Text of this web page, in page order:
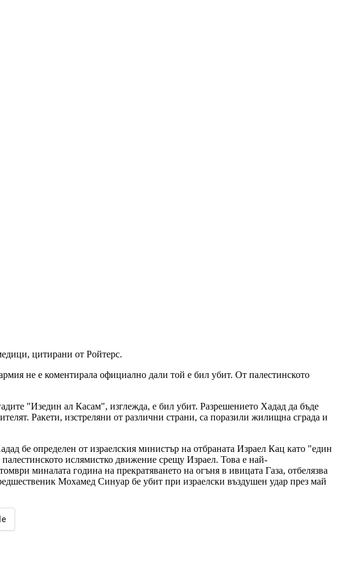
цитирани от Ройтерс.
не е коментирала официално дали той е бил убит. От палестинското
"Изедин ал Касам", изглежда, е бил убит. Разрешението Хадад да бъде
Ракети, изстреляни от различни страни, са поразили жилищна сграда и
бе определен от израелския министър на отбраната Израел Кац като "един
ислямистко движение срещу Израел. Това е най-
миналата година на прекратяването на огъня в ивицата Газа, отбелязва
Мохамед Синуар бе убит при израелски въздушен удар през май